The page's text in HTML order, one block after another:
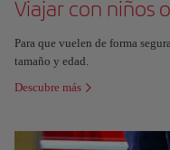
Viajar con niños
Para que vuelen de forma
tamaño y edad.
Descubre más